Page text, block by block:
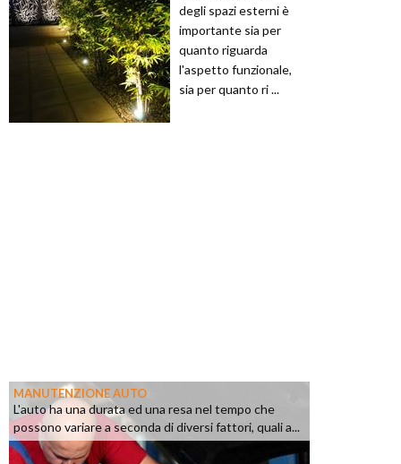
degli spazi esterni è
importante sia per
quanto riguarda
l'aspetto funzionale,
sia per quanto ri ...
MANUTENZIONE AUTO
L'auto ha una durata ed una resa nel tempo che
possono variare a seconda di diversi fattori, quali a...